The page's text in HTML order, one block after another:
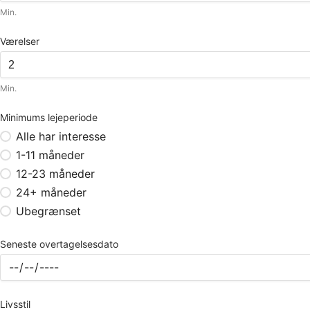
Min.
Værelser
Min.
Minimums lejeperiode
Alle har interesse
1-11 måneder
12-23 måneder
24+ måneder
Ubegrænset
Seneste overtagelsesdato
Livsstil